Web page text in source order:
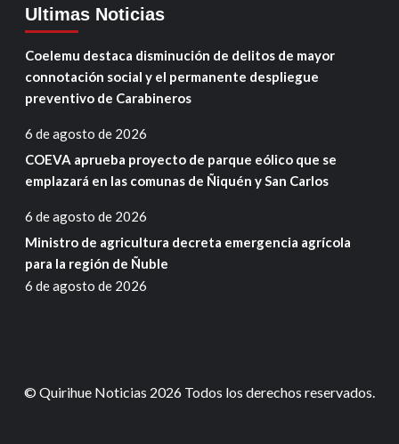
Ultimas Noticias
Coelemu destaca disminución de delitos de mayor
connotación social y el permanente despliegue
preventivo de Carabineros
6 de agosto de 2026
COEVA aprueba proyecto de parque eólico que se
emplazará en las comunas de Ñiquén y San Carlos
6 de agosto de 2026
Ministro de agricultura decreta emergencia agrícola
para la región de Ñuble
6 de agosto de 2026